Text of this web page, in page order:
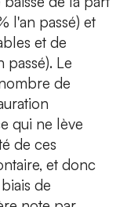
l'an passé) et
et de
Le
de
qui ne lève
de ces
et donc
de